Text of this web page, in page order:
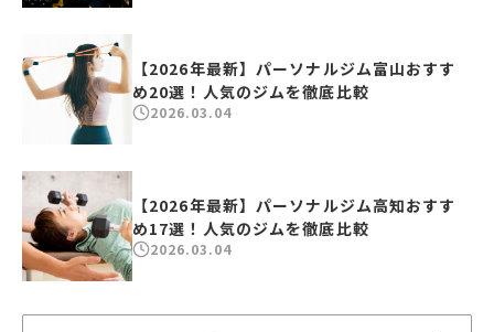
【2026年最新】パーソナルジム富山おすす
め20選！人気のジムを徹底比較
2026.03.04
【2026年最新】パーソナルジム高知おすす
め17選！人気のジムを徹底比較
2026.03.04